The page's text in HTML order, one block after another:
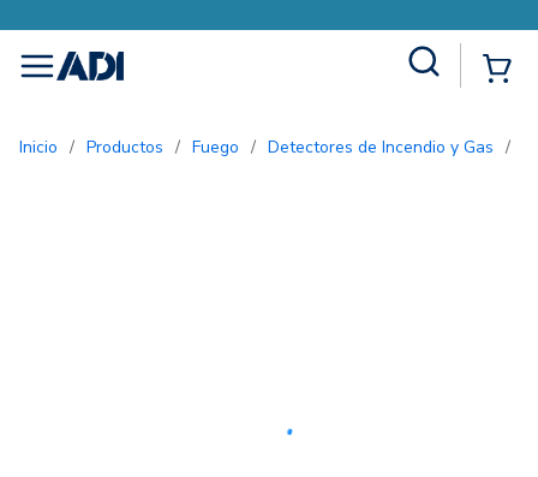
menu
Inicio / Productos / Fuego / Detectores de Incendio y Gas /